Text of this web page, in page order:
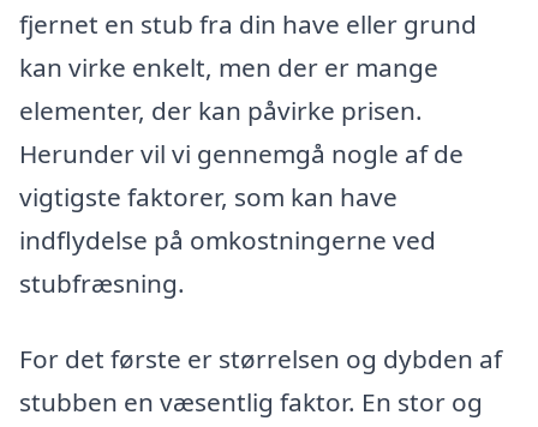
fjernet en stub fra din have eller grund
kan virke enkelt, men der er mange
elementer, der kan påvirke prisen.
Herunder vil vi gennemgå nogle af de
vigtigste faktorer, som kan have
indflydelse på omkostningerne ved
stubfræsning.
For det første er størrelsen og dybden af
stubben en væsentlig faktor. En stor og